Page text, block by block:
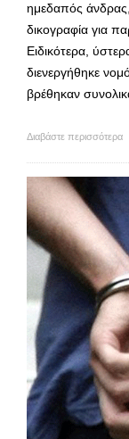
ημεδαπός
δικογραφία για
Ειδικότερα,
διενεργήθηκε
βρέθηκαν
Διαβάστε περισσότερα